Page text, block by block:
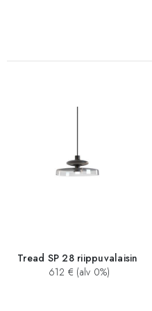
Tread SP 28 riippuvalaisin
612 € (alv 0%)